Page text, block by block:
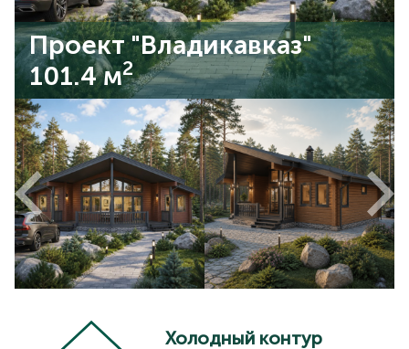
Проект "Владикавказ"
101.4 м2
Холодный контур